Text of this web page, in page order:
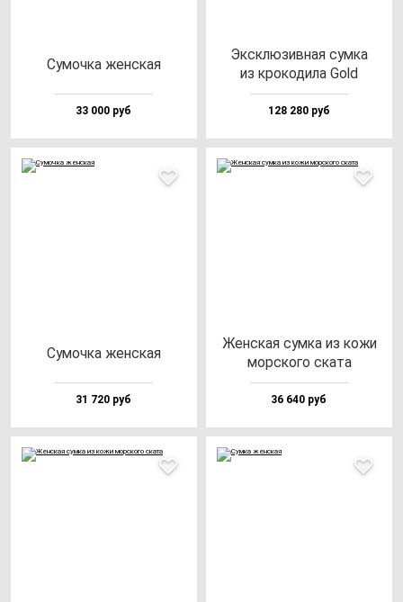
Сумоч­ка жен­ская
33 000 руб
Эксклю­зив­ная сум­ка
из кро­ко­ди­ла Gold
128 280 руб
Сумоч­ка жен­ская
31 720 руб
Жен­ская сум­ка из ко­жи
мор­ско­го ска­та
36 640 руб